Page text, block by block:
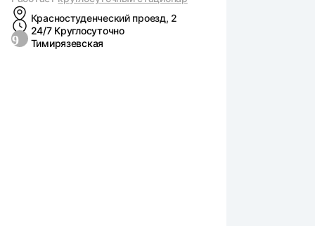
Красностуденческий проезд, 2
24/7 Круглосуточно
9 Тимирязевская